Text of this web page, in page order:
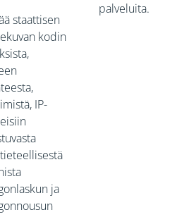
staattisen
kodin
IP-
ja
palveluita.